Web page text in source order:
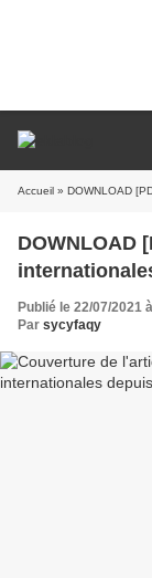
Accueil » DOWNLOAD
DOWNLOAD
Publié le 22/07/2021
Par sycyfaqy